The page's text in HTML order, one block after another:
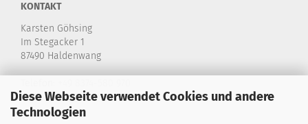
Diese Webseite verwendet Cookies und andere
Technologien
KONTAKT
Karsten Göhsing
Im Stegacker 1
87490 Haldenwang
E-Mail:info@karstensdartshop.de